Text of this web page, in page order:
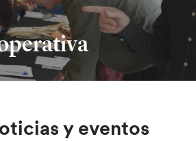
y eventos